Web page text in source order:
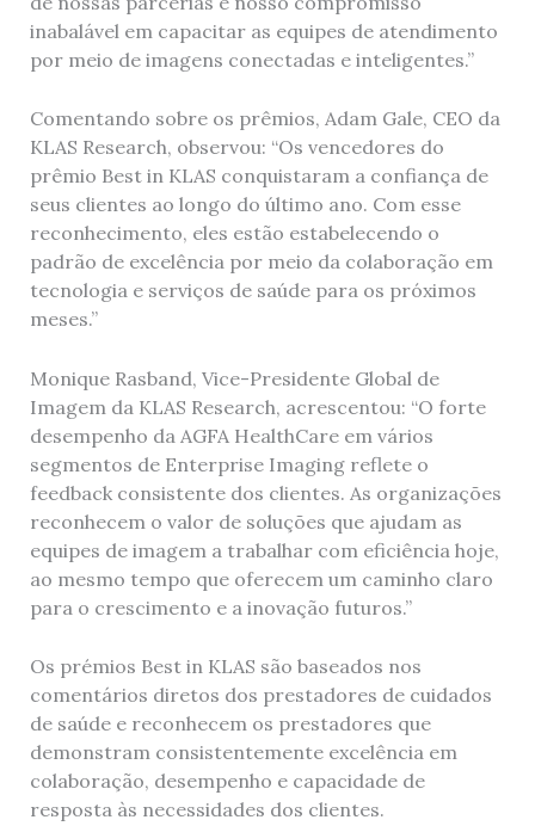
inabalável em capacitar as equipes de atendimento
por meio de imagens conectadas e inteligentes.”
Comentando sobre os prêmios, Adam Gale, CEO da
KLAS Research, observou: “Os vencedores do
prêmio Best in KLAS conquistaram a confiança de
seus clientes ao longo do último ano. Com esse
reconhecimento, eles estão estabelecendo o
padrão de excelência por meio da colaboração em
tecnologia e serviços de saúde para os próximos
meses.”
Monique Rasband, Vice-Presidente Global de
Imagem da KLAS Research, acrescentou: “O forte
desempenho da AGFA HealthCare em vários
segmentos de Enterprise Imaging reflete o
feedback consistente dos clientes. As organizações
reconhecem o valor de soluções que ajudam as
equipes de imagem a trabalhar com eficiência hoje,
ao mesmo tempo que oferecem um caminho claro
para o crescimento e a inovação futuros.”
Os prémios Best in KLAS são baseados nos
comentários diretos dos prestadores de cuidados
de saúde e reconhecem os prestadores que
demonstram consistentemente excelência em
colaboração, desempenho e capacidade de
resposta às necessidades dos clientes.